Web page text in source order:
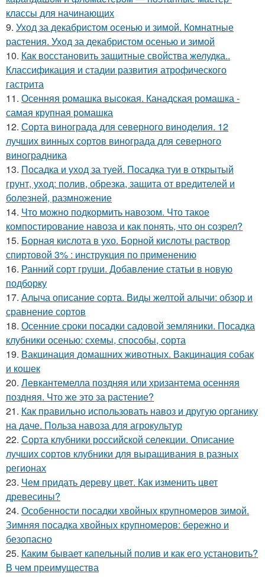
классы для начинающих
9. Уход за декабристом осенью и зимой. Комнатные
растения. Уход за декабристом осенью и зимой
10. Как восстановить защитные свойства желудка..
Классификация и стадии развития атрофического
гастрита
11. Осенняя ромашка высокая. Канадская ромашка -
самая крупная ромашка
12. Сорта винограда для северного виноделия. 12
лучших винных сортов винограда для северного
виноградника
13. Посадка и уход за туей. Посадка туи в открытый
грунт, уход: полив, обрезка, защита от вредителей и
болезней, размножение
14. Что можно подкормить навозом. Что такое
компостирование навоза и как понять, что он созрел?
15. Борная кислота в ухо. Борной кислоты раствор
спиртовой 3% : инструкция по применению
16. Ранний сорт груши. Добавление статьи в новую
подборку
17. Алыча описание сорта. Виды желтой алычи: обзор и
сравнение сортов
18. Осенние сроки посадки садовой земляники. Посадка
клубники осенью: схемы, способы, сорта
19. Вакцинация домашних животных. Вакцинация собак
и кошек
20. Левкантемелла поздняя или хризантема осенняя
поздняя. Что же это за растение?
21. Как правильно использовать навоз и другую органику
на даче. Польза навоза для агрокультур
22. Сорта клубники российской селекции. Описание
лучших сортов клубники для выращивания в разных
регионах
23. Чем придать дереву цвет. Как изменить цвет
древесины?
24. Особенности посадки хвойных крупномеров зимой.
Зимняя посадка хвойных крупномеров: бережно и
безопасно
25. Каким бывает капельный полив и как его установить?
В чем преимущества